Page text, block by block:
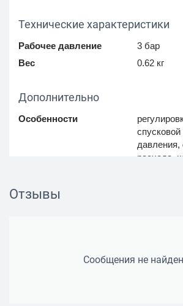
Технические характеристики
Рабочее давление
3 бар
Вес
0.62 кг
Дополнительно
Особенности
расхода,
Отзывы
Сообщения не